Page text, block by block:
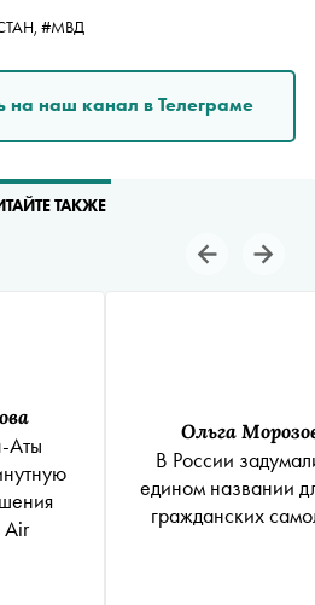
#МВД
на наш канал в Телеграме
ТАКЖЕ
Аты
Air
Ольга
В России
едином названии
гражданских